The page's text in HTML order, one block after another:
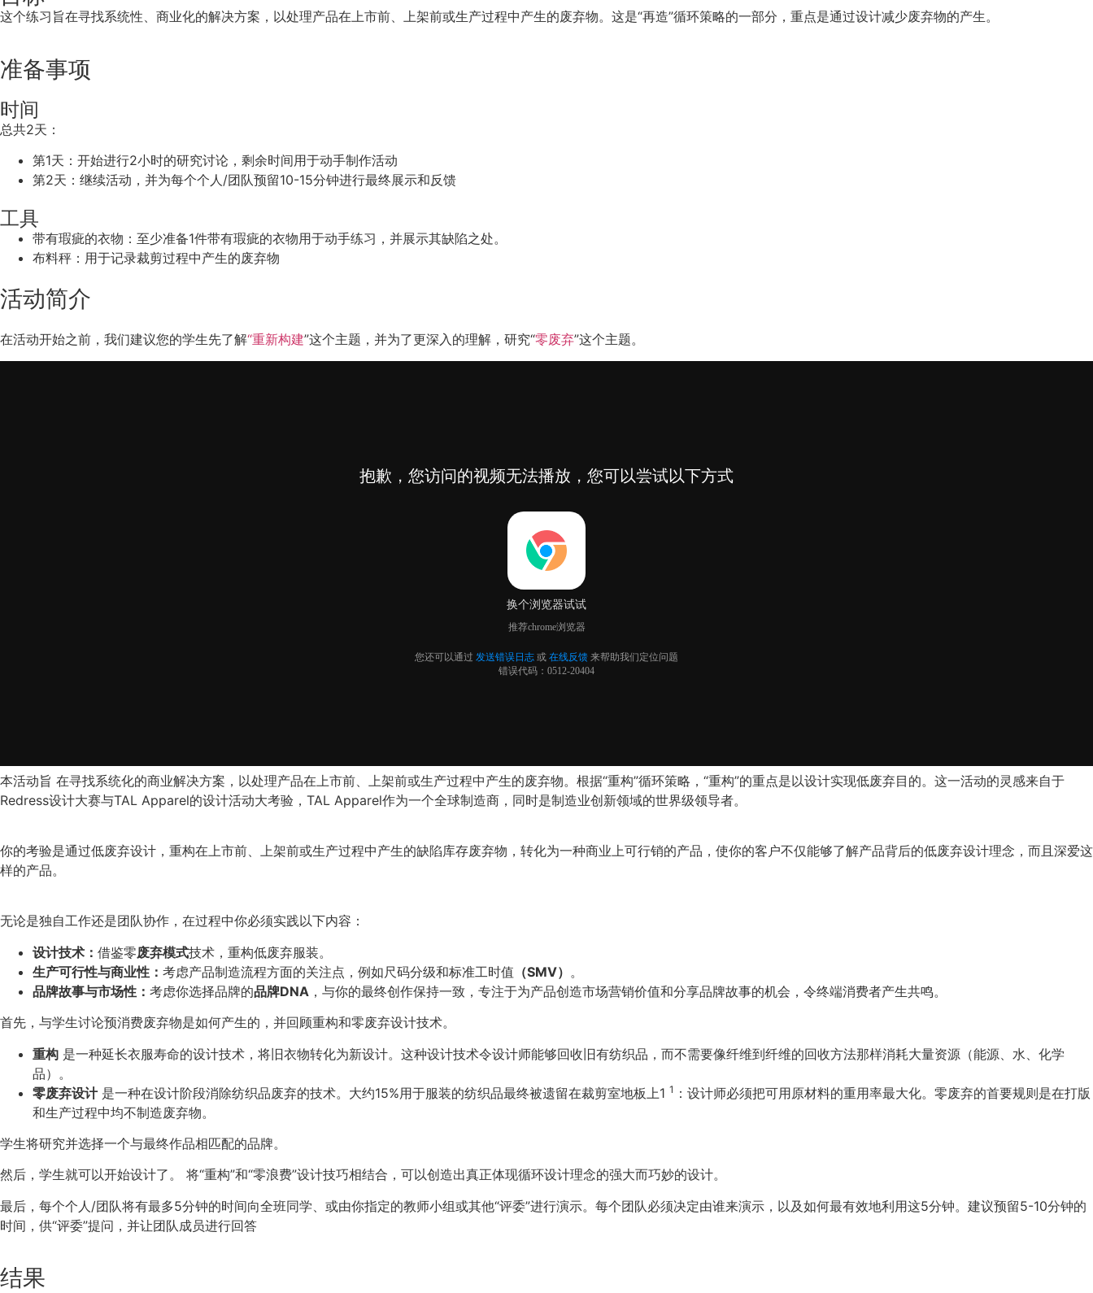
这个练习旨在寻找系统性、商业化的解决方案，以处理产品在上市前、上架前或生产过程中产生的废弃物。这是“再造”循环策略的一部分，重点是通过设计减少废弃物的产生。
准备事项
时间
总共2天：
第1天：开始进行2小时的研究讨论，剩余时间用于动手制作活动
第2天：继续活动，并为每个个人/团队预留10-15分钟进行最终展示和反馈
工具
带有瑕疵的衣物：至少准备1件带有瑕疵的衣物用于动手练习，并展示其缺陷之处。
布料秤：用于记录裁剪过程中产生的废弃物
活动简介
在活动开始之前，我们建议您的学生先了解“重新构建”这个主题，并为了更深入的理解，研究“零废弃”这个主题。
本活动旨 在寻找系统化的商业解决方案，以处理产品在上市前、上架前或生产过程中产生的废弃物。根据“重构”循环策略，“重构”的重点是以设计实现低废弃目的。这一活动的灵感来自于
Redress设计大赛与TAL Apparel的设计活动大考验，TAL Apparel作为一个全球制造商，同时是制造业创新领域的世界级领导者。
你的考验是通过低废弃设计，重构在上市前、上架前或生产过程中产生的缺陷库存废弃物， 转化为一种商业上可行销的产品，使你的客户不仅能够了解产品背后的低废弃设计理念，而且深爱这
样的产品。
无论是独自工作还是团队协作，在过程中你必须实践以下内容：
设计技术： 借鉴零废弃模式技术，重构低废弃服装。
生产可行性与商业性： 考虑产品制造流程方面的关注点，例如尺码分级和标准工时值 （SMV） 。
品牌故事与市场性： 考虑你选择品牌的品牌DNA ，与你的最终创作保持一致，专注于为产品创造市场营销价值和分享品牌故事的机会， 令终端消费者产生共鸣。
首先，与学生讨论预消费废弃物是如何产生的，并回顾重构和零废弃设计技术。
重构 是一种延长衣服寿命的设计技术，将旧衣物转化为新设计。这种设计技术令设计师能够回收旧有纺织品，而不需要像纤维到纤维的回收方法那样消耗大量资源（能源、水、化学
品）。
零废弃设计是一种在设计阶段消除纺织品废弃的技术。大约15%用于服装的纺织品最终被遗留在裁剪室地板上1 1 ：设计师必须把可用原材料的重用率最大化。零废弃的首要规则是在打版
和生产过程中均不制造废弃物。
学生将研究并选择一个与最终作品相匹配的品牌。
然后，学生就可以开始设计了。 将“重构”和“零浪费”设计技巧相结合，可以创造出真正体现循环设计理念的强大而巧妙的设计。
最后，每个个人/团队将有最多5分钟的时间向全班同学、或由你指定的教师小组或其他“评委”进行演示。每个团队必须决定由谁来演示，以及如何最有效地利用这5分钟。建议预留5-10分钟的
时间，供“评委”提问，并让团队成员进行回答
结果